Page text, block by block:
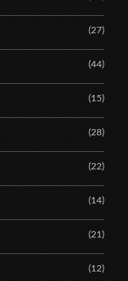
(27)
(44)
(15)
(28)
(22)
(14)
(21)
(12)